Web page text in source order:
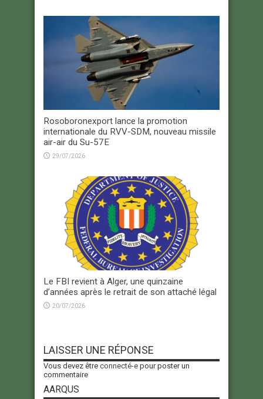
Rosoboronexport lance la promotion
internationale du RVV-SDM, nouveau missile
air-air du Su-57E
29/07/2026
Le FBI revient à Alger, une quinzaine
d’années après le retrait de son attaché légal
20/07/2026
LAISSER UNE RÉPONSE
Vous devez être connecté-e pour poster un
commentaire
AARQUS